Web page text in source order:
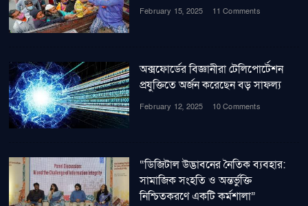
February 15, 2025 11 Comments
অক্সফোর্ডের বিজ্ঞানীরা টেলিপোর্টেশন
প্রযুক্তিতে অর্জন করেছেন বড় সাফল্য
February 12, 2025 10 Comments
“ডিজিটাল উদ্ভাবনের নৈতিক ব্যবহার:
সামাজিক সংহতি ও অন্তর্ভুক্তি
নিশ্চিতকরণে একটি কর্মশালা”